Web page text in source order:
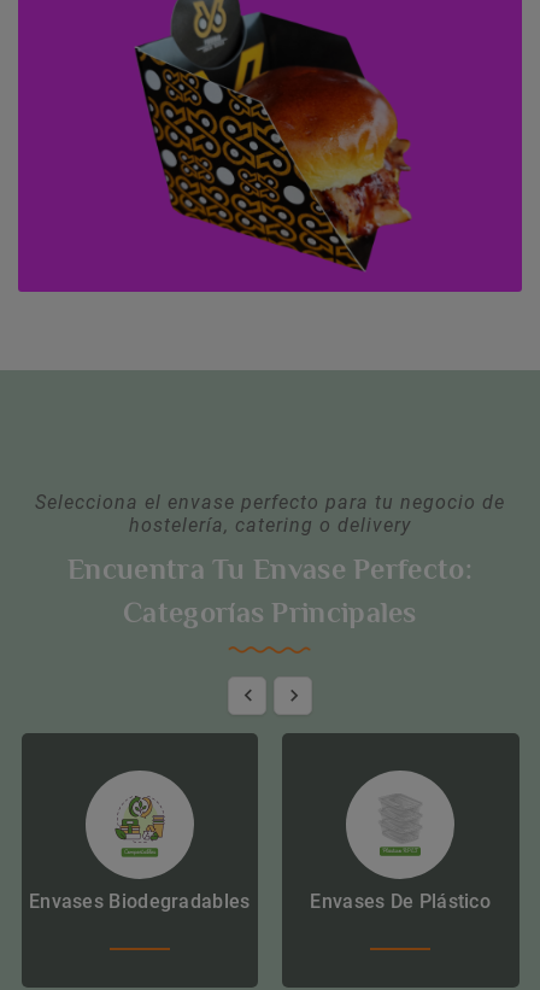
Selecciona el envase perfecto para tu negocio de
hostelería, catering o delivery
Encuentra Tu Envase Perfecto:
Categorías Principales
 
Envases Biodegradables Envases De Plástico